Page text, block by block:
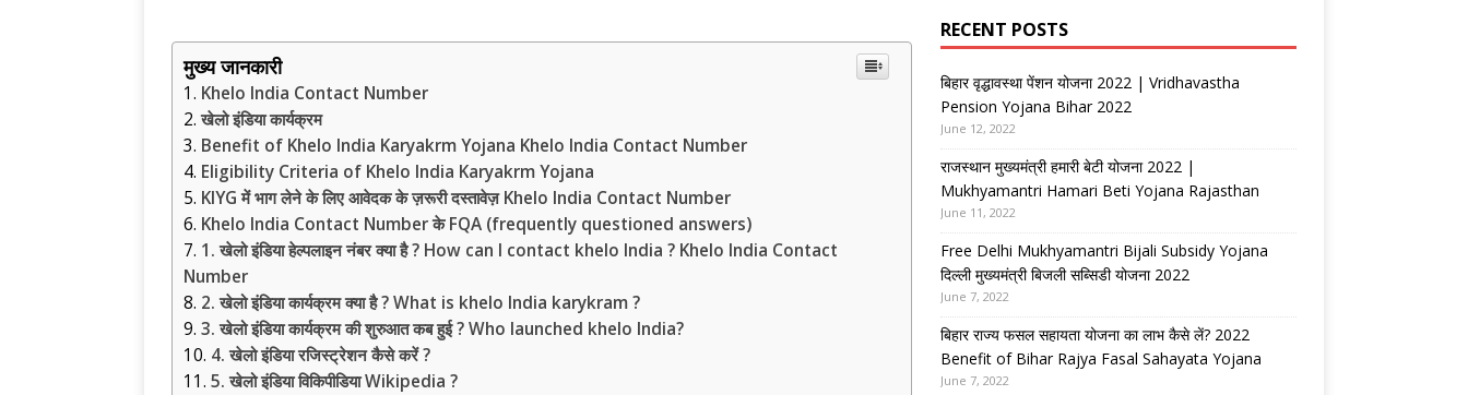
मुख्य जानकारी
Khelo India Contact Number
खेलो इंडिया कार्यक्रम
Benefit of Khelo India Karyakrm Yojana Khelo India Contact Number
Eligibility Criteria of Khelo India Karyakrm Yojana
KIYG में भाग लेने के लिए आवेदक के ज़रूरी दस्तावेज़ Khelo India Contact Number
Khelo India Contact Number के FQA (frequently questioned answers)
1. खेलो इंडिया हेल्पलाइन नंबर क्या है ? How can I contact khelo India ? Khelo India Contact
Number
2. खेलो इंडिया कार्यक्रम क्या है ? What is khelo India karykram ?
3. खेलो इंडिया कार्यक्रम की शुरुआत कब हुई ? Who launched khelo India?
4. खेलो इंडिया रजिस्ट्रेशन कैसे करें ?
5. खेलो इंडिया विकिपीडिया Wikipedia ?
RECENT POSTS
बिहार वृद्धावस्था पेंशन योजना 2022 | Vridhavastha
Pension Yojana Bihar 2022
June 12, 2022
राजस्थान मुख्यमंत्री हमारी बेटी योजना 2022 |
Mukhyamantri Hamari Beti Yojana Rajasthan
June 11, 2022
Free Delhi Mukhyamantri Bijali Subsidy Yojana
दिल्ली मुख्यमंत्री बिजली सब्सिडी योजना 2022
June 7, 2022
बिहार राज्य फसल सहायता योजना का लाभ कैसे लें? 2022
Benefit of Bihar Rajya Fasal Sahayata Yojana
June 7, 2022